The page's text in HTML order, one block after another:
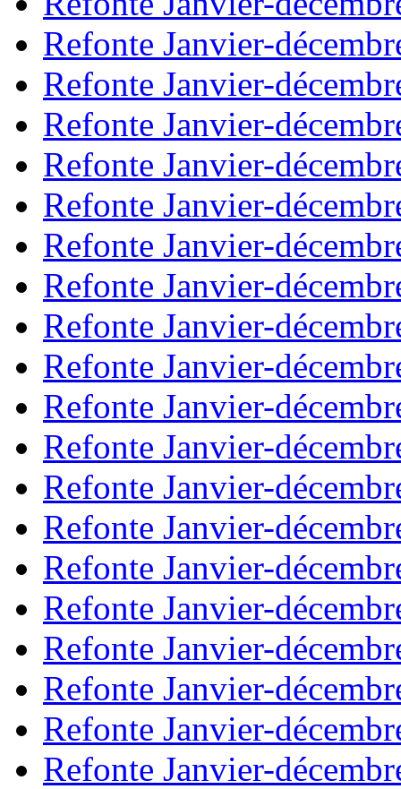
Refonte Janvier-
Refonte Janvier-
Refonte Janvier-
Refonte Janvier-
Refonte Janvier-
Refonte Janvier-
Refonte Janvier-
Refonte Janvier-
Refonte Janvier-
Refonte Janvier-
Refonte Janvier-
Refonte Janvier-
Refonte Janvier-
Refonte Janvier-
Refonte Janvier-
Refonte Janvier-
Refonte Janvier-
Refonte Janvier-
Refonte Janvier-